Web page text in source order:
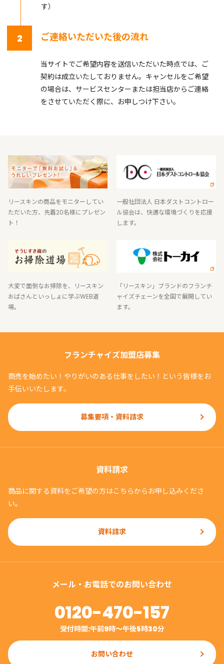
す）
2 ご連絡いただいた後の流れ
当サイトでご希望内容を送信いただいた時点では、ご
契約は成立いたしておりません。キャンセルをご希望
の場合は、サービスセンターまたは担当店からご連絡
をさせていただく際に、お申しつけ下さい。
リースキンの商品をモニターしてい
ただいた方、先着20名様にプレゼン
ト！
一般社団法人 日本ダストコントロー
ル協会は、快適な環境づくりを応援
します。
大変で面倒なお掃除を、リースキン
おばさんといっしょに学ぶWEB道
場。
「リースキン」ブランドのフランチ
ャイズチェーンを全国で展開してい
ます。
フランチャイズ加盟店募集
商売を始めたい！やりがいのある仕事をしたい！という皆様をお
手伝いいたします。
募集要項・資料請求
資料請求
商品に関する資料をご希望の方はこちらからお申し込みくださ
い。
資料請求
メール・お電話でのお問い合わせ
0120-470-157
受付時間:午前9時〜午後5時30分
お問い合わせ